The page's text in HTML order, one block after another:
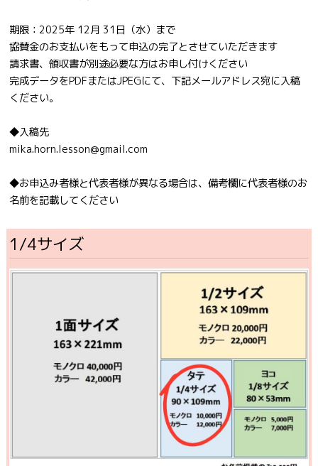
期限：2025年 12月 31日（水）まで
協賛金のお支払いをもって申込の完了とさせていただきます
請求書、領収書が別途必要な方はお申し付けください
完成データをPDFまたはJPEGにて、下記メールアドレス宛に入稿
ください。
◆入稿先
mika.horn.lesson@gmail.com
◆お申込み者様と代表者様が異なる場合は、備考欄に代表者様のお
名前を記載してください
1/4サイズ